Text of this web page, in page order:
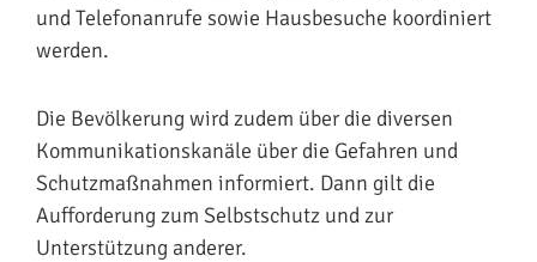
und Telefonanrufe sowie Hausbesuche koordiniert
werden.
Die Bevölkerung wird zudem über die diversen
Kommunikationskanäle über die Gefahren und
Schutzmaßnahmen informiert. Dann gilt die
Aufforderung zum Selbstschutz und zur
Unterstützung anderer.